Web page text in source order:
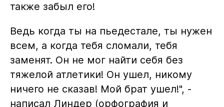
также забыл его!
Ведь когда ты на пьедестале, ты нужен
всем, а когда тебя сломали, тебя
заменят. Он не мог найти себя без
тяжелой атлетики! Он ушел, никому
ничего не сказав! Мой брат ушел!", -
написал Линдер (орфография и